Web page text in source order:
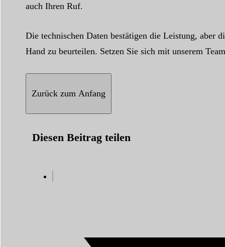
auch Ihren Ruf.
Die technischen Daten bestätigen die Leistung, aber
Hand zu beurteilen. Setzen Sie sich mit unserem
Zurück zum Anfang
Diesen Beitrag teilen